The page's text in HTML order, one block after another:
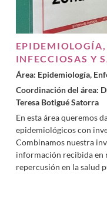
EPIDEMIOLOGÍA,
INFECCIOSAS Y
Área: Epidemiología,
Coordinación del área:
Teresa Botigué Satorra
En esta área queremos
epidemiológicos con
Combinamos nuestra
información recibida en
repercusión en la salud